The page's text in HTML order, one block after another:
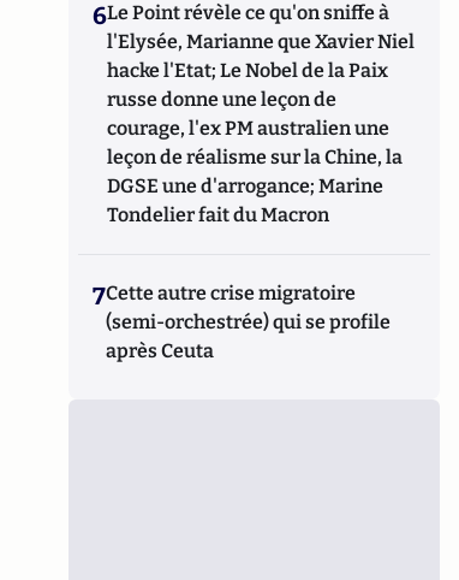
6Le Point révèle ce qu'on sniffe à
l'Elysée, Marianne que Xavier Niel
hacke l'Etat; Le Nobel de la Paix
russe donne une leçon de
courage, l'ex PM australien une
leçon de réalisme sur la Chine, la
DGSE une d'arrogance; Marine
Tondelier fait du Macron
7Cette autre crise migratoire
(semi-orchestrée) qui se profile
après Ceuta